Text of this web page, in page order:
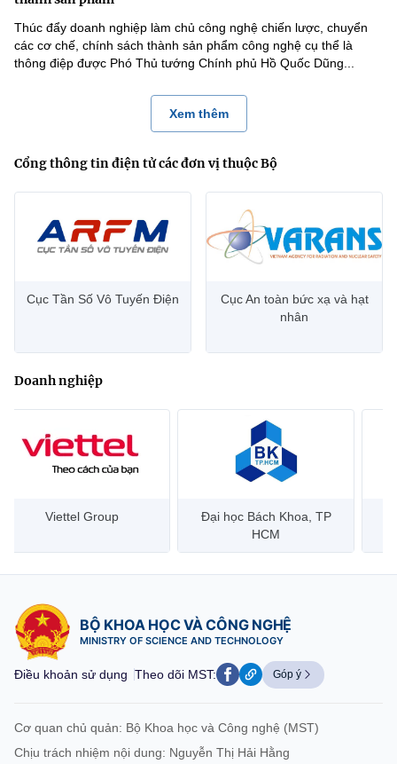
Thúc đẩy doanh nghiệp làm chủ công nghệ chiến lược, chuyển
các cơ chế, chính sách thành sản phẩm công nghệ cụ thể là
thông điệp được Phó Thủ tướng Chính phủ Hồ Quốc Dũng...
Xem thêm
Cổng thông tin điện tử các đơn vị thuộc Bộ
Cục Tần Số Vô Tuyến Điện
Cục An toàn bức xạ và hạt
nhân
Doanh nghiệp
Đại học Bách Khoa, TP
Bưu điện Việt Nam –
Vietnam Post
BỘ KHOA HỌC VÀ CÔNG NGHỆ
MINISTRY OF SCIENCE AND TECHNOLOGY
Điều khoản sử dụng Theo dõi MST: Góp ý
Cơ quan chủ quản: Bộ Khoa học và Công nghệ (MST)
Chịu trách nhiệm nội dung: Nguyễn Thị Hải Hằng